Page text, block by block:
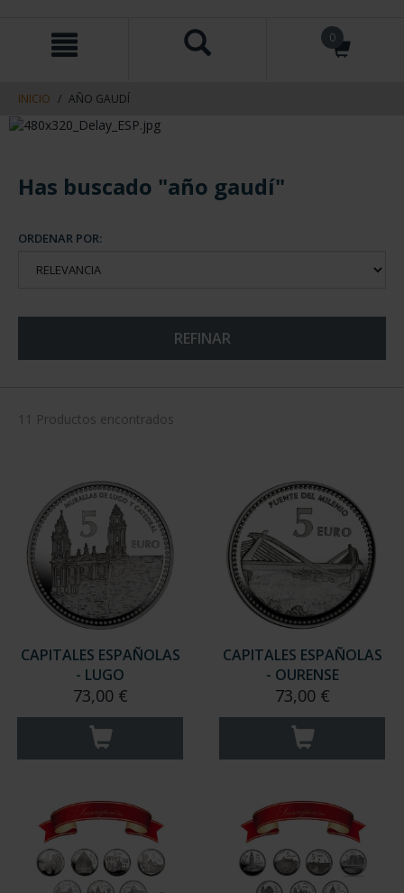
contenido
navegacin
0
INICIO AÑO GAUDÍ
Has buscado "año gaudí"
ORDENAR POR:
REFINAR
11 Productos encontrados
CAPITALES ESPAÑOLAS
- LUGO
73,00 €
CAPITALES ESPAÑOLAS
- OURENSE
73,00 €